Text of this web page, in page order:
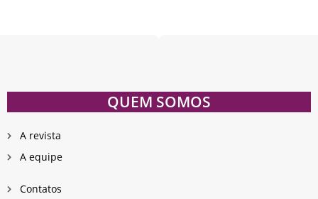
QUEM SOMOS
A revista
A equipe
Contatos